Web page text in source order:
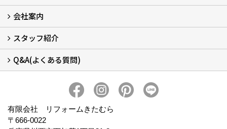
窓リフォームについて (5)
・内窓設置-LIXILインプラス
・内窓設置-AGCまどまど
・窓交換
・エコガラス交換
・防犯・防災ガラス交換
会社案内
会社概要 (2)
ブログ
アクセス
施工エリア
施工までの流れ
SNSインフォメーション
チャット機能
オンライン打合わせ
補助金について (2)
スタッフ紹介
スタッフ紹介
Q&A(よくある質問)
有限会社 リフォームきたむら
〒666-0022